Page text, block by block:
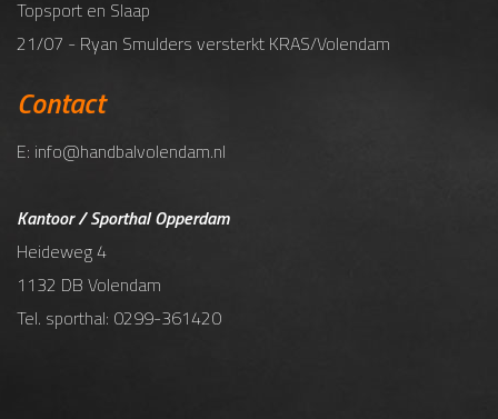
Topsport en Slaap
21/07 - Ryan Smulders versterkt KRAS/Volendam
Contact
E: info@handbalvolendam.nl
Kantoor / Sporthal Opperdam
Heideweg 4
1132 DB Volendam
Tel. sporthal: 0299-361420